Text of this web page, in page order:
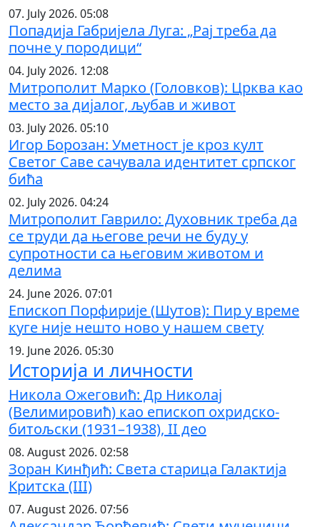
07. July 2026. 05:08
Попадија Габријела Луга: „Рај треба да
почне у породици“
04. July 2026. 12:08
Митрополит Марко (Головков): Црква као
место за дијалог, љубав и живот
03. July 2026. 05:10
Игор Борозан: Уметност је кроз култ
Светог Саве сачувала идентитет српског
бића
02. July 2026. 04:24
Митрополит Гаврило: Духовник треба да
се труди да његове речи не буду у
супротности са његовим животом и
делима
24. June 2026. 07:01
Епископ Порфирије (Шутов): Пир у време
куге није нешто ново у нашем свету
19. June 2026. 05:30
Историја и личности
Никола Ожеговић: Др Николај
(Велимировић) као епископ охридско-
битољски (1931–1938), II део
08. August 2026. 02:58
Зоран Кинђић: Света старица Галактија
Критска (III)
07. August 2026. 07:56